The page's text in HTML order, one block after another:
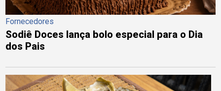
Fornecedores
Sodiê Doces lança bolo especial para o Dia
dos Pais